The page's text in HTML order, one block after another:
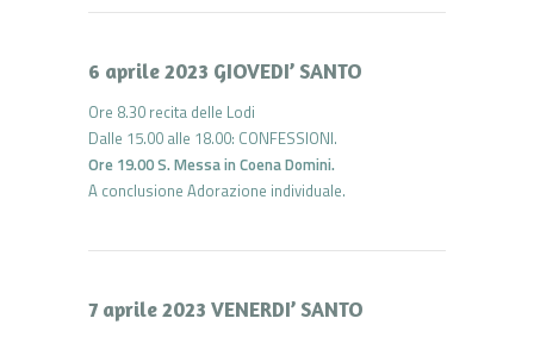
6 aprile 2023 GIOVEDI’ SANTO
Ore 8.30 recita delle Lodi
Dalle 15.00 alle 18.00: CONFESSIONI.
Ore 19.00 S. Messa in Coena Domini.
A conclusione Adorazione individuale.
7 aprile 2023 VENERDI’ SANTO